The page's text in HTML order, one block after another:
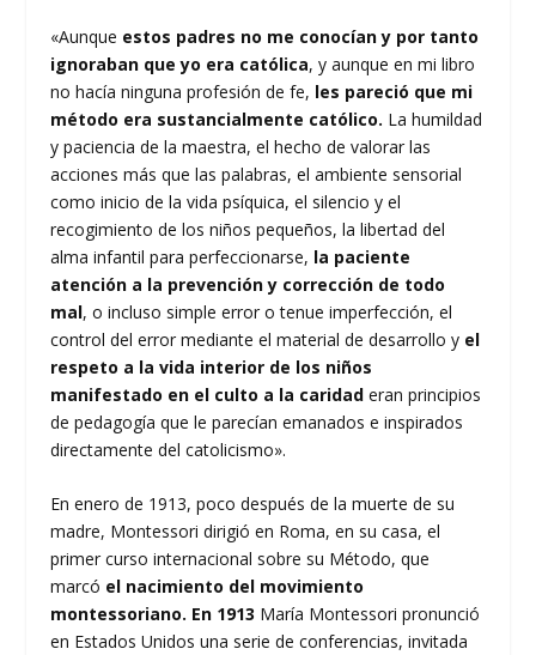
«Aunque estos padres no me conocían y por tanto
ignoraban que yo era católica, y aunque en mi libro
no hacía ninguna profesión de fe, les pareció que mi
método era sustancialmente católico. La humildad
y paciencia de la maestra, el hecho de valorar las
acciones más que las palabras, el ambiente sensorial
como inicio de la vida psíquica, el silencio y el
recogimiento de los niños pequeños, la libertad del
alma infantil para perfeccionarse, la paciente
atención a la prevención y corrección de todo
mal, o incluso simple error o tenue imperfección, el
control del error mediante el material de desarrollo y el
respeto a la vida interior de los niños
manifestado en el culto a la caridad eran principios
de pedagogía que le parecían emanados e inspirados
directamente del catolicismo».
En enero de 1913, poco después de la muerte de su
madre, Montessori dirigió en Roma, en su casa, el
primer curso internacional sobre su Método, que
marcó el nacimiento del movimiento
montessoriano. En 1913 María Montessori pronunció
en Estados Unidos una serie de conferencias, invitada